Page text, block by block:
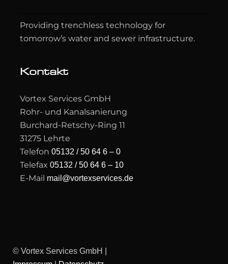
Providing trenchless technology for
tomorrow’s water and sewer infrastructure.
Kontakt
Vortex Services GmbH
Rohr- und Kanalsanierung
Burchard-Retschy-Ring 11
31275 Lehrte
Telefon 05132 / 50 64 6 – 0
Telefax 05132 / 50 64 6 – 10
E-Mail mail@vortexservices.de
© Vortex Services GmbH |